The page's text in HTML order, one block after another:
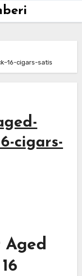
cigars-satis
cigars-
Aged